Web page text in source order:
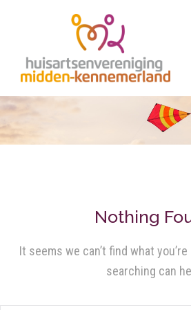
Nothing
It seems we can’t find what
searching can